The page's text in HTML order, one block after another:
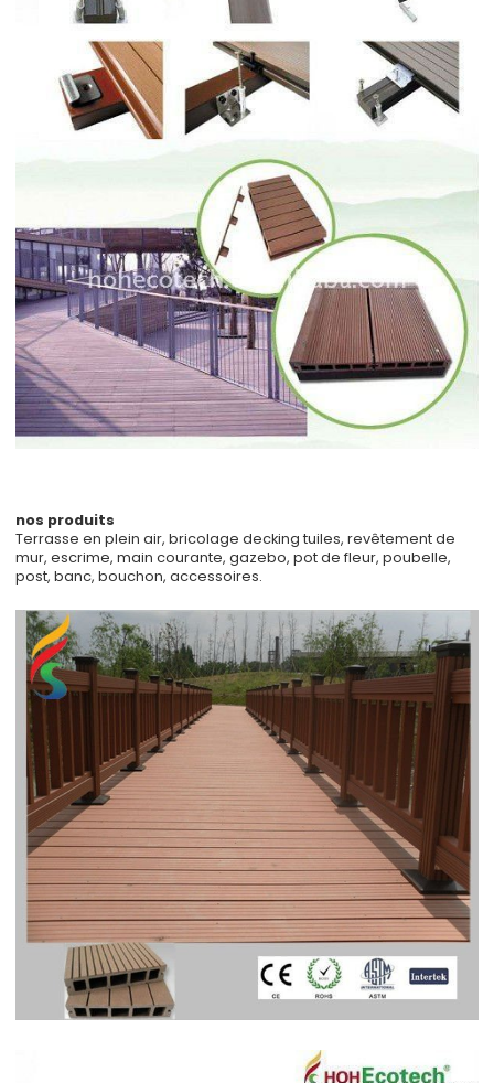
nos produits
Terrasse en plein air, bricolage decking tuiles, revêtement de
mur, escrime, main courante, gazebo, pot de fleur, poubelle,
post, banc, bouchon, accessoires.